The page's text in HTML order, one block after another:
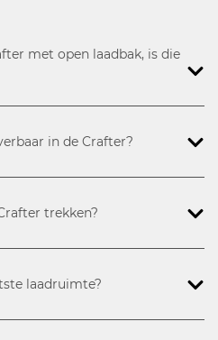
met open laadbak, is die
in de Crafter?
trekken?
laadruimte?